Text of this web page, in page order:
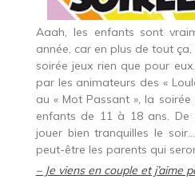
Aaah, les enfants sont
année, car en plus de tout
soirée jeux rien que pour
par les animateurs des «
au « Mot Passant », la
enfants de 11 à 18 ans. De
jouer bien tranquilles le
peut-être les parents qui
– Je viens en couple et j’aime